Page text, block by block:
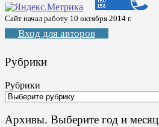
Сайт начал работу 10 октября 2014 г.
Вход для авторов
Рубрики
Рубрики
Архивы. Выберите год и месяц